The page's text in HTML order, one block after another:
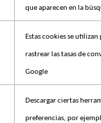
que aparecen en la
Estas cookies se
rastrear las tasas de
Google
Descargar ciertas
preferencias, por